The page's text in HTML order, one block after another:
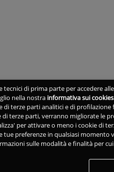
tecnici di prima parte per accedere
nella nostra informativa sui cookies
di terze parti analitici e di
di terze parti, verranno migliorate le
per attivare o meno i cookie di
tue preferenze in qualsiasi
sulle modalità e finalità per